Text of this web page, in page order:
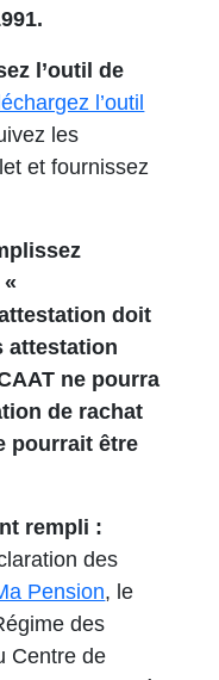
l’outil de
l’outil
dans un nouvel
les
et fournissez
doit
attestation
ne pourra
de rachat
pourrait être
rempli :
des
Pensions’ouvre
, le
des
Centre de